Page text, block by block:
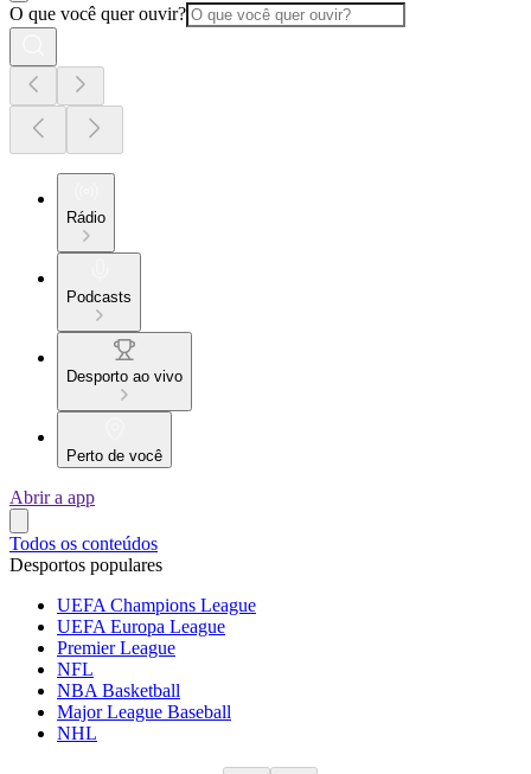
O que você quer ouvir?
Rádio
Podcasts
Desporto ao vivo
Perto de você
Abrir a app
Todos os conteúdos
Desportos populares
UEFA Champions League
UEFA Europa League
Premier League
NFL
NBA Basketball
Major League Baseball
NHL